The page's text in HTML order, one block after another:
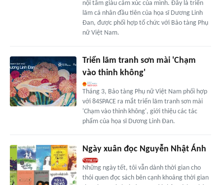
nội tâm giàu cảm xúc của mình. Đây là triển
lãm cá nhân đầu tiên của họa sĩ Dương Linh
Đan, được phối hợp tổ chức với Bảo tàng Phụ
nữ Việt Nam.
Triển lãm tranh sơn mài 'Chạm
vào thinh không'
Tháng 3, Bảo tàng Phụ nữ Việt Nam phối hợp
với 84SPACE ra mắt triển lãm tranh sơn mài
'Chạm vào thinh không', giới thiệu các tác
phẩm của họa sĩ Dương Linh Đan.
Ngày xuân đọc Nguyễn Nhật Ánh
Những ngày tết, tôi vẫn dành thời gian cho
thói quen đọc sách bên cạnh khoảng thời gian